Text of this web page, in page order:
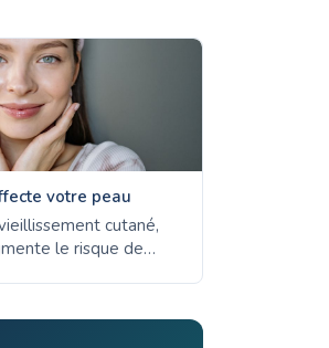
votre peau
cutané,
le risque de
après l'arrêt.